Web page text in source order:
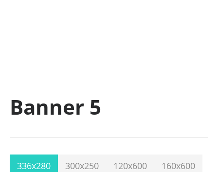
Banner 5
336x280 300x250 120x600
160x600